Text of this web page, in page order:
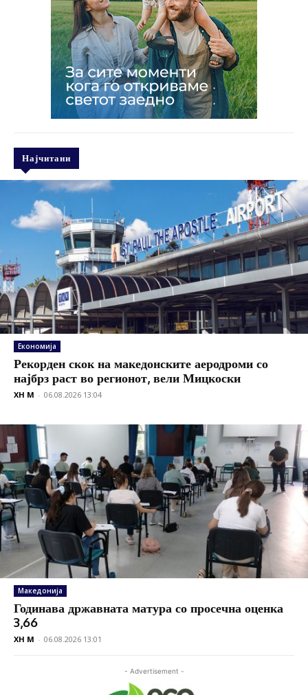
Најчитани
Економија
Рекорден скок на македонските аеродроми со
најбрз раст во регионот, вели Мицкоски
XH M - 06.08.2026 13:04
Македонија
Годинава државната матура со просечна оценка
3,66
XH M - 06.08.2026 13:01
- Advertisement -